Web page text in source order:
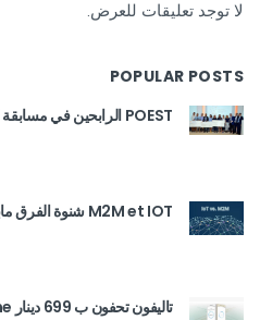
لا توجد تعليقات للعرض.
POPULAR POSTS
POEST الرابحين في مسابقة اورونج les applications
M2M et IOT شنوة الفرق مابين
تاليفون تحفون ب 699 دينار Huawei Y 7 prime